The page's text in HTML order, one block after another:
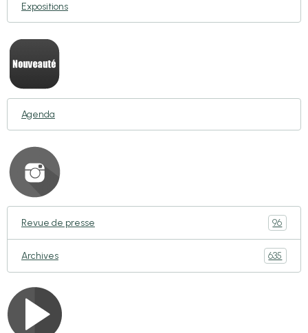
Expositions
Agenda
Revue de presse 96
Archives 635